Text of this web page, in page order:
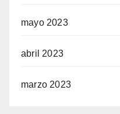
mayo 2023
abril 2023
marzo 2023